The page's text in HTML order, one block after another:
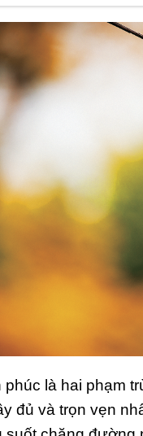
là hai phạm
đủ và trọn vẹn